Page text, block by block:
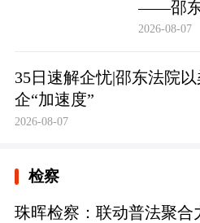
——邵东
毒教育
2026-08-07
35日速解企忧|邵东法院
企“加速度”
2026-08-07
检察
珠晖检察：联动普法聚合